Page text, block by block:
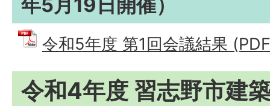
年5月19日開催）
令和5年度 第1回会議結果
令和4年度 習志野市建